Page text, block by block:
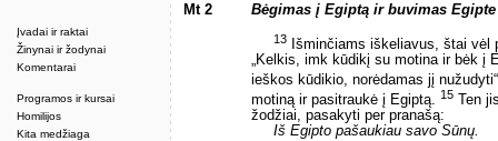
Įvadai ir raktai
Žinynai ir žodynai
Komentarai
Programos ir kursai
Homilijos
Kita medžiaga
Mt 2 Bėgimas į Egiptą ir buvimas Egipte
13 Išminčiams iškeliavus, štai vėl
„Kelkis, imk kūdikį su motina ir bėk į
ieškos kūdikio, norėdamas jį
motiną ir pasitraukė į Egiptą. 15 Ten
žodžiai, pasakyti per pranašą:
Iš Egipto pašaukiau savo Sūnų.